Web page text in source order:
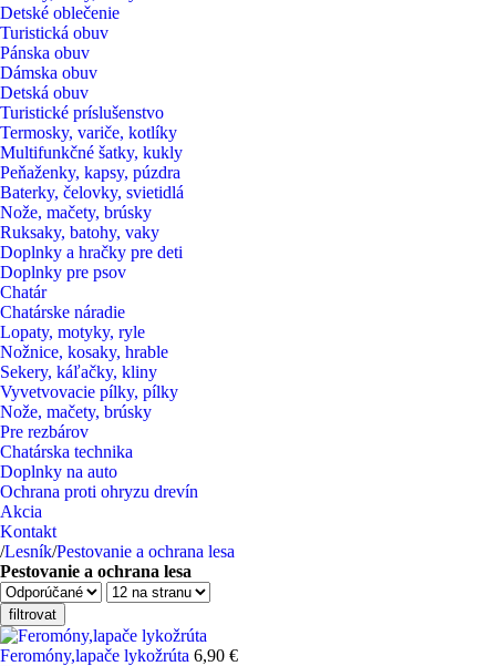
Detské oblečenie
Turistická obuv
Pánska obuv
Dámska obuv
Detská obuv
Turistické príslušenstvo
Termosky, variče, kotlíky
Multifunkčné šatky, kukly
Peňaženky, kapsy, púzdra
Baterky, čelovky, svietidlá
Nože, mačety, brúsky
Ruksaky, batohy, vaky
Doplnky a hračky pre deti
Doplnky pre psov
Chatár
Chatárske náradie
Lopaty, motyky, ryle
Nožnice, kosaky, hrable
Sekery, káľačky, kliny
Vyvetvovacie pílky, pílky
Nože, mačety, brúsky
Pre rezbárov
Chatárska technika
Doplnky na auto
Ochrana proti ohryzu drevín
Akcia
Kontakt
/Lesník/Pestovanie a ochrana lesa
Pestovanie a ochrana lesa
filtrovat
Feromóny,lapače lykožrúta 6,90 €